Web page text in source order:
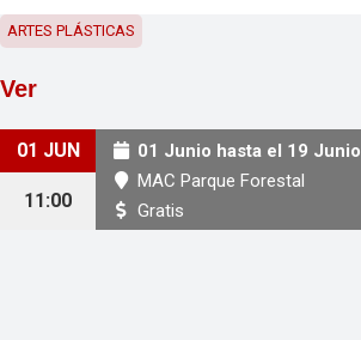
ARTES PLÁSTICAS
Ver
01 JUN
11:00
01 Junio hasta el 19 Junio
MAC Parque Forestal
Gratis